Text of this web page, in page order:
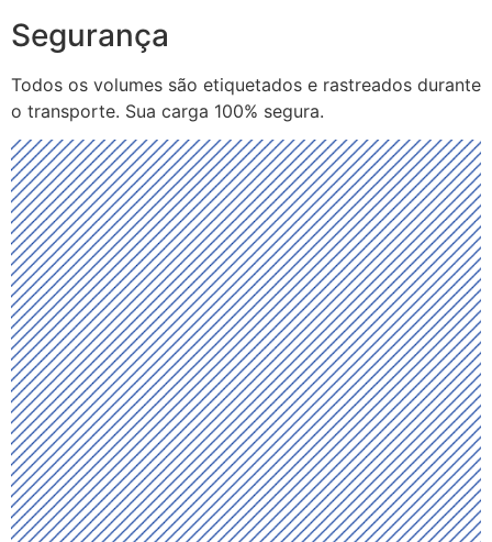
Segurança
Todos os volumes são etiquetados e rastreados durante
o transporte. Sua carga 100% segura.